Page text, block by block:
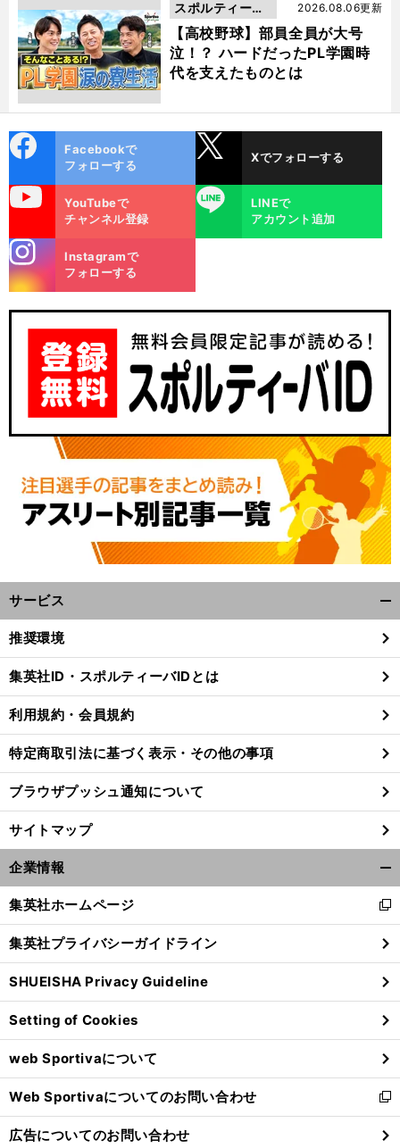
【高校野球】部員全員が大号
泣！？ ハードだったPL学園時
代を支えたものとは
2026.08.06更新
スポルティーバ
動画
ok
Facebookで
フォローする
Xでフォローする
YouTubeで
チャンネル登録
LINE
LINEで
アカウント追加
m
Instagramで
フォローする
サービス
閉
る
推奨環境
集英社ID・スポルティーバIDとは
利用規約・会員規約
特定商取引法に基づく表示・その他の事項
ブラウザプッシュ通知について
サイトマップ
企業情報
閉
る
集英社ホームページ
新
し
い
ウ
ィ
ン
ド
ウ
で
開
く
集英社プライバシーガイドライン
SHUEISHA Privacy Guideline
Setting of Cookies
web Sportivaについて
Web Sportivaについてのお問い合わせ
新
し
い
広告についてのお問い合わせ